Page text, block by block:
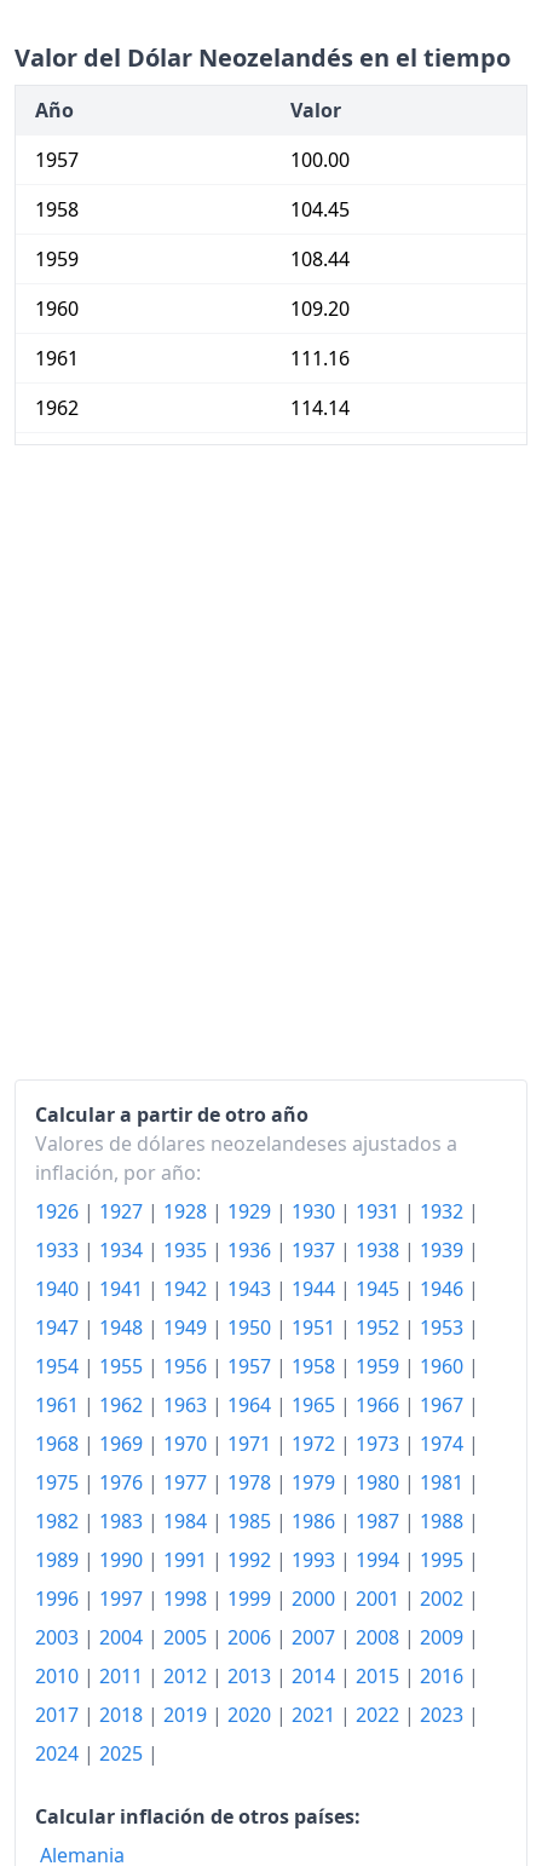
Valor del Dólar Neozelandés en el tiempo
Año
Valor
1957
100.00
1958
104.45
1959
108.44
1960
109.20
1961
111.16
1962
114.14
1976
300.93
1977
344.21
1978
385.37
1979
438.16
1980
513.31
1982
687.93
1983
738.43
784.00
1985
904.87
1986
1,024.44
1987
1,185.73
1989
1991
Calcular a partir de otro año
Valores de dólares neozelandeses ajustados a
inflación, por año:
1926 | 1927 | 1928 | 1929 | 1930 | 1931 | 1932 |
1933 | 1934 | 1935 | 1936 | 1937 | 1938 | 1939 |
1940 | 1941 | 1942 | 1943 | 1944 | 1945 | 1946 |
1947 | 1948 | 1949 | 1950 | 1951 | 1952 | 1953 |
1954 | 1955 | 1956 | 1957 | 1958 | 1959 | 1960 |
1961 | 1962 | 1963 | 1964 | 1965 | 1966 | 1967 |
1968 | 1969 | 1970 | 1971 | 1972 | 1973 | 1974 |
1975 | 1976 | 1977 | 1978 | 1979 | 1980 | 1981 |
1982 | 1983 | 1984 | 1985 | 1986 | 1987 | 1988 |
1989 | 1990 | 1991 | 1992 | 1993 | 1994 | 1995 |
1996 | 1997 | 1998 | 1999 | 2000 | 2001 | 2002 |
2003 | 2004 | 2005 | 2006 | 2007 | 2008 | 2009 |
2010 | 2011 | 2012 | 2013 | 2014 | 2015 | 2016 |
2017 | 2018 | 2019 | 2020 | 2021 | 2022 | 2023 |
2024 | 2025 |
Calcular inflación de otros países:
Alemania